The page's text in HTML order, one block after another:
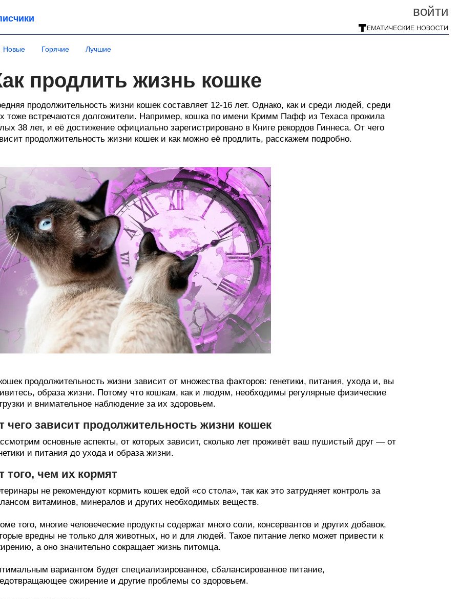
войти
Новые Горячие Лучшие
продлить жизнь кошке
продолжительность жизни кошек составляет 12-16 лет. Однако, как и среди людей, среди
тоже встречаются долгожители. Например, кошка по имени Кримм Пафф из Техаса прожила
38 лет, и её достижение официально зарегистрировано в Книге рекордов Гиннеса. От чего
продолжительность жизни кошек и как можно её продлить, расскажем подробно.
продолжительность жизни зависит от множества факторов: генетики, питания, ухода и, вы
образа жизни. Потому что кошкам, как и людям, необходимы регулярные физические
и внимательное наблюдение за их здоровьем.
чего зависит продолжительность жизни кошек
основные аспекты, от которых зависит, сколько лет проживёт ваш пушистый друг — от
и питания до ухода и образа жизни.
того, чем их кормят
не рекомендуют кормить кошек едой «со стола», так как это затрудняет контроль за
витаминов, минералов и других необходимых веществ.
того, многие человеческие продукты содержат много соли, консервантов и других добавок,
вредны не только для животных, но и для людей. Такое питание легко может привести к
а оно значительно сокращает жизнь питомца.
вариантом будет специализированное, сбалансированное питание,
ожирение и другие проблемы со здоровьем.